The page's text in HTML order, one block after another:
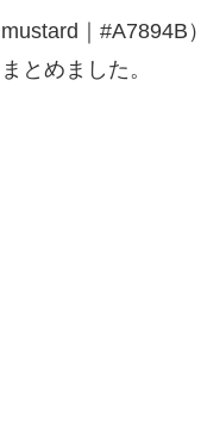
｜#A7894B
とめました。